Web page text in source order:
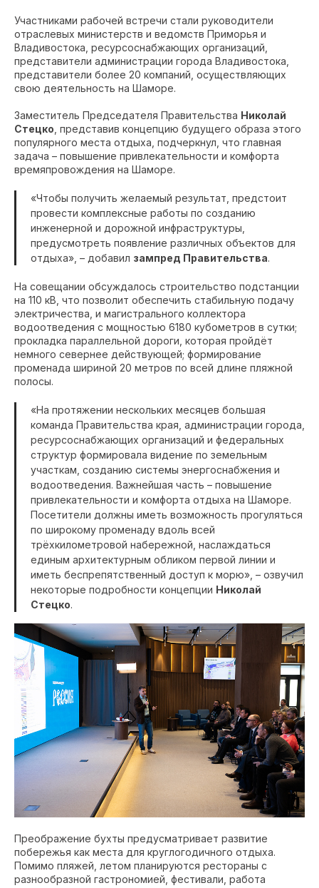
Участниками рабочей встречи стали руководители
отраслевых министерств и ведомств Приморья и
Владивостока, ресурсоснабжающих организаций,
представители администрации города Владивостока,
представители более 20 компаний, осуществляющих
свою деятельность на Шаморе.
Заместитель Председателя Правительства Николай
Стецко , представив концепцию будущего образа этого
популярного места отдыха, подчеркнул, что главная
задача – повышение привлекательности и комфорта
времяпровождения на Шаморе.
«Чтобы получить желаемый результат, предстоит
провести комплексные работы по созданию
инженерной и дорожной инфраструктуры,
предусмотреть появление различных объектов для
отдыха», – добавил зампред Правительства.
На совещании обсуждалось строительство подстанции
на 110 кВ, что позволит обеспечить стабильную подачу
электричества, и магистрального коллектора
водоотведения с мощностью 6180 кубометров в сутки;
прокладка параллельной дороги, которая пройдёт
немного севернее действующей; формирование
променада шириной 20 метров по всей длине пляжной
полосы.
«На протяжении нескольких месяцев большая
команда Правительства края, администрации города,
ресурсоснабжающих организаций и федеральных
структур формировала видение по земельным
участкам, созданию системы энергоснабжения и
водоотведения. Важнейшая часть – повышение
привлекательности и комфорта отдыха на Шаморе.
Посетители должны иметь возможность прогуляться
по широкому променаду вдоль всей
трёхкилометровой набережной, наслаждаться
единым архитектурным обликом первой линии и
иметь беспрепятственный доступ к морю», – озвучил
некоторые подробности концепции Николай
Стецко.
Преображение бухты предусматривает развитие
побережья как места для круглогодичного отдыха.
Помимо пляжей, летом планируются рестораны с
разнообразной гастрономией, фестивали, работа